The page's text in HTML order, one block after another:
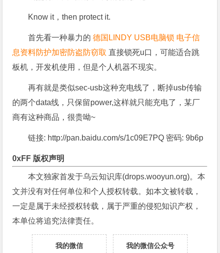
Know it，then protect it.
首先看一种暴力的德国LINDY USB电脑锁 电子信
息资料防护加密防盗防窃取 直接锁死u口，可能适合跳
板机，开发机使用，但是个人机器不现实。
再有就是类似sec-usb这种充电线了，断掉usb传输
的两个data线，只保留power,这样就只能充电了，某厂
商有这种商品，很贵呦~
链接: http://pan.baidu.com/s/1c09E7PQ 密码: 9b6p
0xFF 版权声明
本文独家首发于乌云知识库(drops.wooyun.org)。本
文并没有对任何单位和个人授权转载。如本文被转载，
一定是属于未经授权转载，属于严重的侵犯知识产权，
本单位将追究法律责任。
我的微信
我的微信公众号